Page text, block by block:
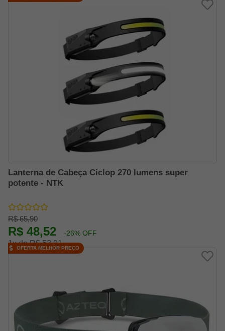
Lanterna de Cabeça Ciclop 270 lumens super
potente - NTK
R$ 65,90
R$ 48,52 -26% OFF
1x de R$ 53,91
OFERTA MELHOR PREÇO